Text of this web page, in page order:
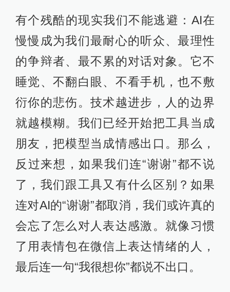
有个残酷的现实我们不能逃避：AI在
慢慢成为我们最耐心的听众、最理性
的争辩者、最不累的对话对象。它不
睡觉、不翻白眼、不看手机，也不敷
衍你的悲伤。技术越进步，人的边界
就越模糊。我们已经开始把工具当成
朋友，把模型当成情感出口。那么，
反过来想，如果我们连“谢谢”都不说
了，我们跟工具又有什么区别？如果
连对AI的“谢谢”都取消，我们或许真的
会忘了怎么对人表达感激。就像习惯
了用表情包在微信上表达情绪的人，
最后连一句“我很想你”都说不出口。